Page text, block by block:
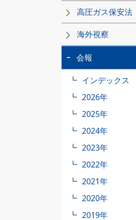
高圧ガス保安法
海外視察
会報
インデックス
2026年
2025年
2024年
2023年
2022年
2021年
2020年
2019年